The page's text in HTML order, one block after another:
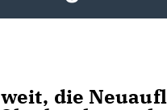
weit, die